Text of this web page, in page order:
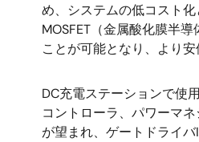
め、システムの低コスト
MOSFET（金属酸化膜半
ことが可能となり、より
DC充電ステーションで使
コントローラ、パワーマ
が望まれ、ゲートドライ